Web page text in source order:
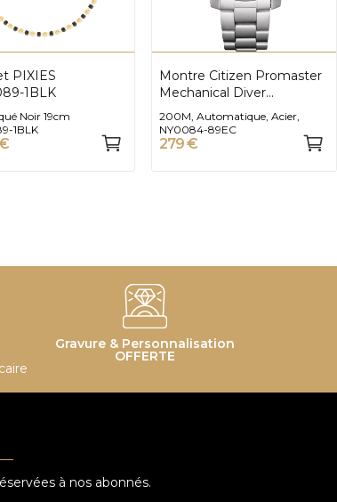
PIXIES
1BLK
Noir 19cm
1BLK
Montre Citizen Promaster
Mechanical Diver
NY0084-89EC
200M, Automatique, Acier,
NY0084-89EC
279 €
Gravure & Personnalisation
OFFERTE
à nos abonnés.